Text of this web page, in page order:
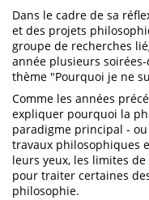
Dans le cadre de sa
et des projets
groupe de recherches
année plusieurs
thème "Pourquoi je ne
Comme les années
expliquer pourquoi la
paradigme principal -
travaux philosophiques
leurs yeux, les limites
pour traiter certaines
philosophie.